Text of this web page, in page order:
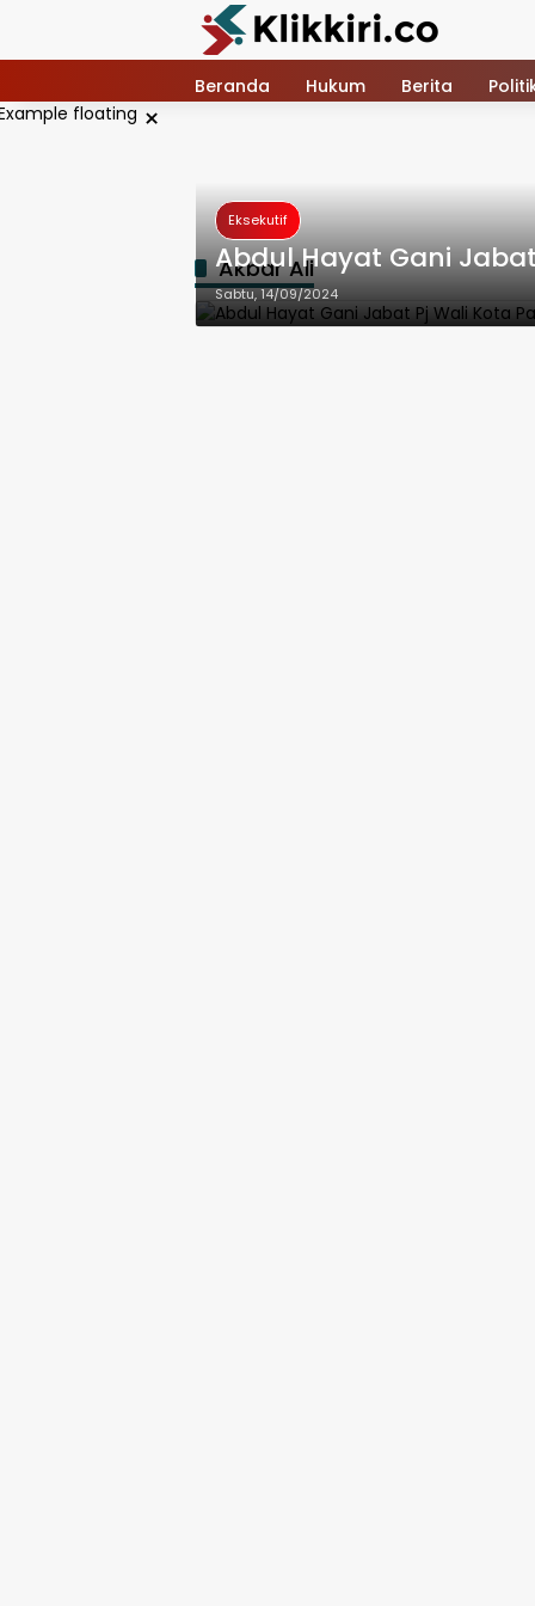
konten
Beranda
Hukum Berita
×
Akbar Ali
Eksekutif
Abdul Hayat Gani
Sabtu, 14/09/2024